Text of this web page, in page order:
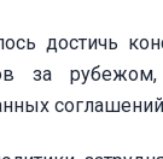
достичь
за рубежом,